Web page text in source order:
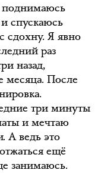
поднимаюсь
спускаюсь
сдохну. Я явно
раз
назад,
месяца. После
три минуты
и мечтаю
А ведь это
ещё
занимаюсь.